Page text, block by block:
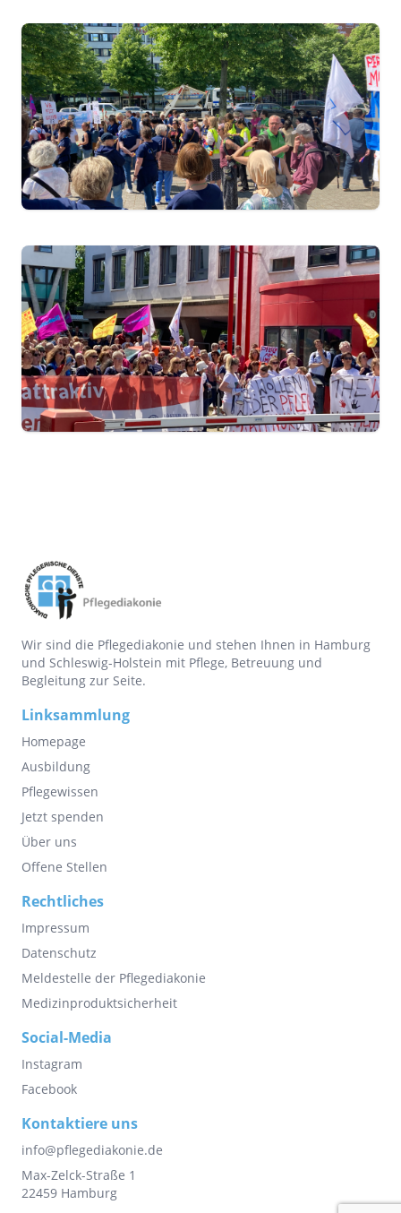
Wir sind die Pflegediakonie und stehen Ihnen in Hamburg
und Schleswig-Holstein mit Pflege, Betreuung und
Begleitung zur Seite.
Linksammlung
Homepage
Ausbildung
Pflegewissen
Jetzt spenden
Über uns
Offene Stellen
Rechtliches
Impressum
Datenschutz
Meldestelle der Pflegediakonie
Medizinproduktsicherheit
Social-Media
Instagram
Facebook
Kontaktiere uns
info@pflegediakonie.de
Max-Zelck-Straße 1
22459 Hamburg